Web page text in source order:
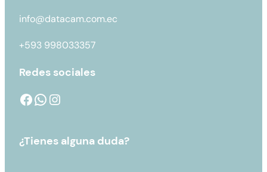
info@datacam.com.ec
+593 998033357
Redes sociales
¿Tienes alguna duda?